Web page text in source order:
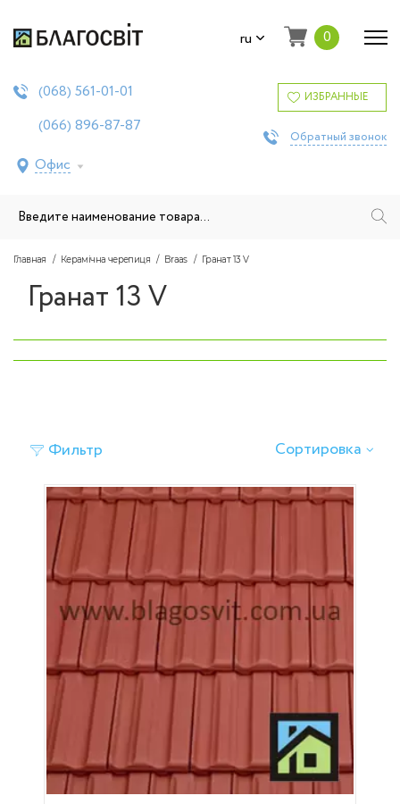
ru 0
(068) 561-01-01
(066) 896-87-87
Офис
ИЗБРАННЫЕ
Обратный звонок
Главная Керамічна черепиця Braas Гранат 13 V
Гранат 13 V
‹ ›
Фильтр Сортировка